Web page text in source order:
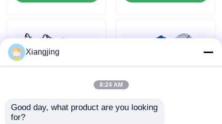
ब्लॉग
एक उद्धरण का अनुरोध करें
औद्योगिक रोबोट बांह
फैनुक औद्योगिक रोबोट R-
Xiangjing
8:24 AM
Good day, what product are you looking
for?